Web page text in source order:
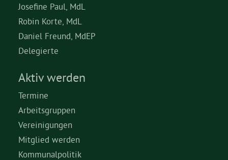
Josefine Paul, MdL
Robin Korte, MdL
Daniel Freund, MdEP
Delegierte
Aktiv werden
Termine
Arbeitsgruppen
Vereinigungen
Mitglied werden
Kommunalpolitik